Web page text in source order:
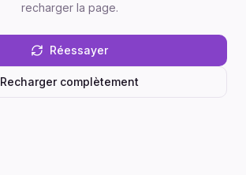
recharger la page.
Réessayer
Recharger complètement